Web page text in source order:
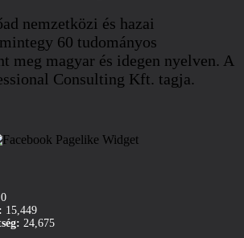
nemzetközi és hazai
60 tudományos
meg magyar és idegen nyelven. A
Consulting Kft. tagja.
0
15,449
24,675